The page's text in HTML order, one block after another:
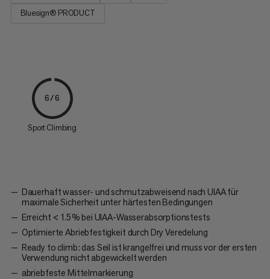
Bluesign® PRODUCT
6/6
Sport Climbing
Dauerhaft wasser- und schmutzabweisend nach UIAA für
maximale Sicherheit unter härtesten Bedingungen
Erreicht < 1.5 % bei UIAA-Wasserabsorptionstests
Optimierte Abriebfestigkeit durch Dry Veredelung
Ready to climb: das Seil ist krangelfrei und muss vor der ersten
Verwendung nicht abgewickelt werden
abriebfeste Mittelmarkierung